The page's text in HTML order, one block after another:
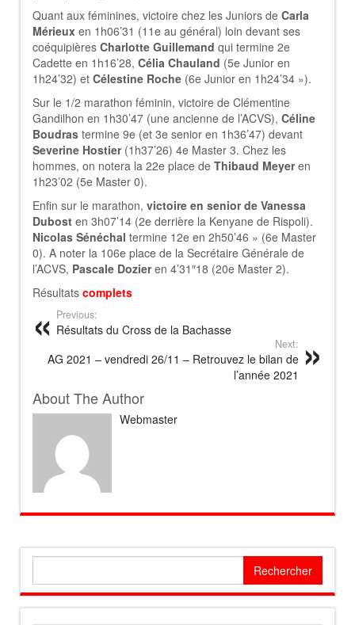
Quant aux féminines, victoire chez les Juniors de Carla
Mérieux en 1h06’31 (11e au général) loin devant ses
coéquipières Charlotte Guillemand qui termine 2e
Cadette en 1h16’28, Célia Chauland (5e Junior en
1h24’32) et Célestine Roche (6e Junior en 1h24’34 »).
Sur le 1/2 marathon féminin, victoire de Clémentine
Gandilhon en 1h30’47 (une ancienne de l’ACVS), Céline
Boudras termine 9e (et 3e senior en 1h36’47) devant
Severine Hostier(1h37’26) 4e Master 3. Chez les
hommes, on notera la 22e place de Thibaud Meyeren
1h23’02 (5e Master 0).
Enfin sur le marathon, victoire en senior de Vanessa
Dubost en 3h07’14 (2e derrière la Kenyane de Rispoli).
Nicolas Sénéchal termine 12e en 2h50’46 » (6e Master
0). A noter la 106e place de la Secrétaire Générale de
l’ACVS, Pascale Dozieren 4’31″18 (20e Master 2).
Résultats complets
Previous:
Résultats du Cross de la Bachasse
Next:
AG 2021 – vendredi 26/11 – Retrouvez le bilan de
l’année 2021
About The Author
Webmaster